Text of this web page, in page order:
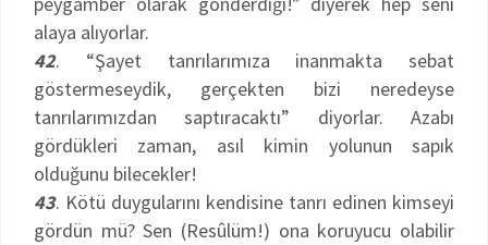
alaya alıyorlar.
42. “Şayet tanrılarımıza inanmakta sebat
göstermeseydik, gerçekten bizi neredeyse
tanrılarımızdan saptıracaktı” diyorlar. Azabı
gördükleri zaman, asıl kimin yolunun sapık
olduğunu bilecekler!
43. Kötü duygularını kendisine tanrı edinen kimseyi
gördün mü? Sen (Resûlüm!) ona koruyucu olabilir